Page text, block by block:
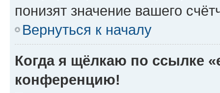
понизят значение вашего
Вернуться к началу
Когда я щёлкаю по ссылке
конференцию!